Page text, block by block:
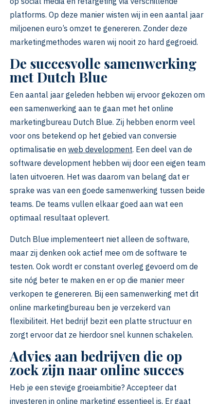
platforms. Op deze manier wisten wij in een aantal jaar
miljoenen euro’s omzet te genereren. Zonder deze
marketingmethodes waren wij nooit zo hard gegroeid.
De succesvolle samenwerking
met Dutch Blue
Een aantal jaar geleden hebben wij ervoor gekozen om
een samenwerking aan te gaan met het online
marketingbureau Dutch Blue. Zij hebben enorm veel
voor ons betekend op het gebied van conversie
optimalisatie en web development. Een deel van de
software development hebben wij door een eigen team
laten uitvoeren. Het was daarom van belang dat er
sprake was van een goede samenwerking tussen beide
teams. De teams vullen elkaar goed aan wat een
optimaal resultaat oplevert.
Dutch Blue implementeert niet alleen de software,
maar zij denken ook actief mee om de software te
testen. Ook wordt er constant overleg gevoerd om de
site nóg beter te maken en er op die manier meer
verkopen te genereren. Bij een samenwerking met dit
online marketingbureau ben je verzekerd van
flexibiliteit. Het bedrijf bezit een platte structuur en
zorgt ervoor dat ze hierdoor snel kunnen schakelen.
Advies aan bedrijven die op
zoek zijn naar online succes
Heb je een stevige groeiambitie? Accepteer dat
investeren in online marketing essentieel is. Er gaat